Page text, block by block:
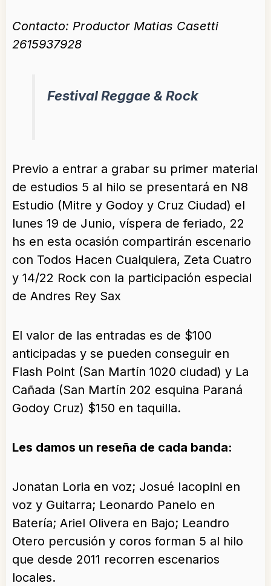
Contacto: Productor Matias Casetti
2615937928
Festival Reggae & Rock
Previo a entrar a grabar su primer material
de estudios 5 al hilo se presentará en N8
Estudio (Mitre y Godoy y Cruz Ciudad) el
lunes 19 de Junio, víspera de feriado, 22
hs en esta ocasión compartirán escenario
con Todos Hacen Cualquiera, Zeta Cuatro
y 14/22 Rock con la participación especial
de Andres Rey Sax
El valor de las entradas es de $100
anticipadas y se pueden conseguir en
Flash Point (San Martín 1020 ciudad) y La
Cañada (San Martín 202 esquina Paraná
Godoy Cruz) $150 en taquilla.
Les damos un reseña de cada banda:
Jonatan Loria en voz; Josué Iacopini en
voz y Guitarra; Leonardo Panelo en
Batería; Ariel Olivera en Bajo; Leandro
Otero percusión y coros forman 5 al hilo
que desde 2011 recorren escenarios
locales.